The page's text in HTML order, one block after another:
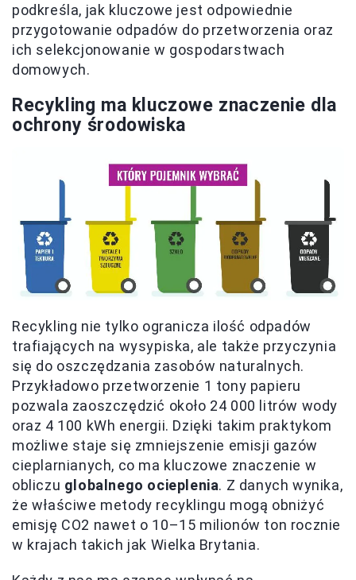
podkreśla, jak kluczowe jest odpowiednie
przygotowanie odpadów do przetworzenia oraz
ich selekcjonowanie w gospodarstwach
domowych.
Recykling ma kluczowe znaczenie dla
ochrony środowiska
Recykling nie tylko ogranicza ilość odpadów
trafiających na wysypiska, ale także przyczynia
się do oszczędzania zasobów naturalnych.
Przykładowo przetworzenie 1 tony papieru
pozwala zaoszczędzić około 24 000 litrów wody
oraz 4 100 kWh energii. Dzięki takim praktykom
możliwe staje się zmniejszenie emisji gazów
cieplarnianych, co ma kluczowe znaczenie w
obliczu globalnego ocieplenia. Z danych wynika,
że właściwe metody recyklingu mogą obniżyć
emisję CO2 nawet o 10–15 milionów ton rocznie
w krajach takich jak Wielka Brytania.